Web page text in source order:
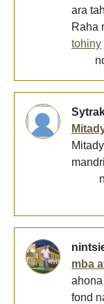
ara
Raha
tohiny
mba
fond